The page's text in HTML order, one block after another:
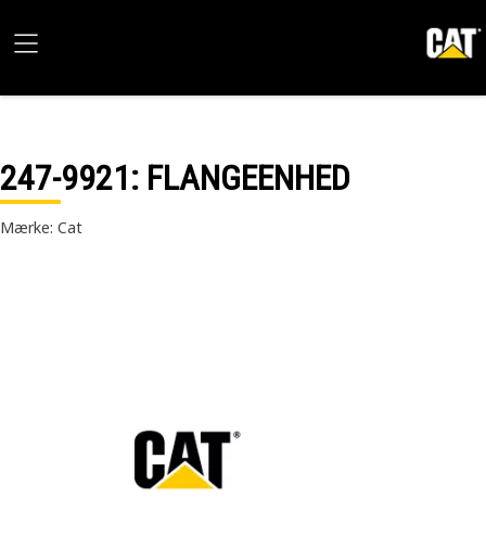
247-9921: FLANGEENHED
Mærke: Cat